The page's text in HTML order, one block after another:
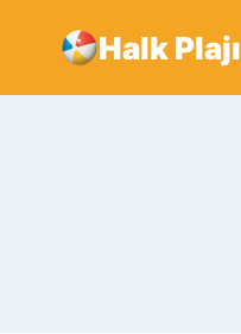
Halk Plajı